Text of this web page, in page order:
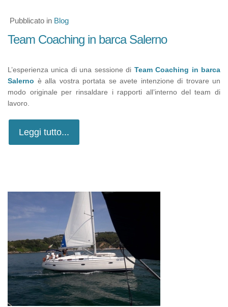
Pubblicato in Blog
Team Coaching in barca Salerno
L’esperienza unica di una sessione di Team Coaching in barca
Salerno è alla vostra portata se avete intenzione di trovare un
modo originale per rinsaldare i rapporti all’interno del team di
lavoro.
Leggi tutto...